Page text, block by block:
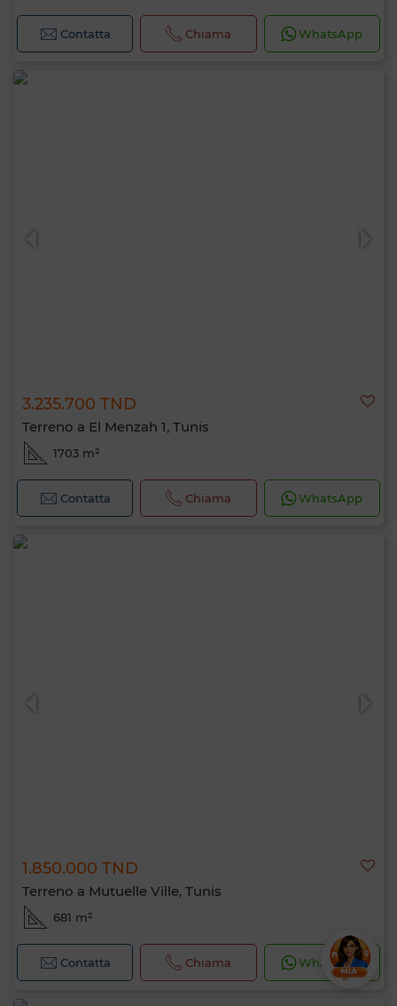
Contatta Chiama WhatsApp
3.235.700 TND
Terreno a El Menzah 1, Tunis
1703 m²
Contatta Chiama WhatsApp
1.850.000 TND
Terreno a Mutuelle Ville, Tunis
681 m²
Contatta Chiama WhatsApp